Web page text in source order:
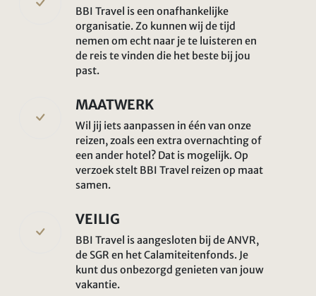
BBI Travel is een onafhankelijke
organisatie. Zo kunnen wij de tijd
nemen om echt naar je te luisteren en
de reis te vinden die het beste bij jou
past.
MAATWERK
Wil jij iets aanpassen in één van onze
reizen, zoals een extra overnachting of
een ander hotel? Dat is mogelijk. Op
verzoek stelt BBI Travel reizen op maat
samen.
VEILIG
BBI Travel is aangesloten bij de ANVR,
de SGR en het Calamiteitenfonds. Je
kunt dus onbezorgd genieten van jouw
vakantie.